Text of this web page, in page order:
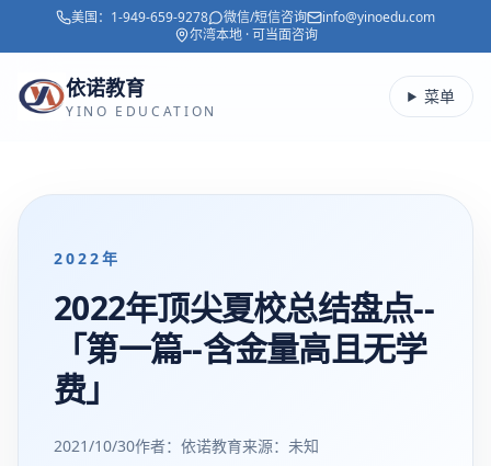
美国： 1-949-659-9278 微信/短信咨询
info@yinoedu.com
尔湾本地 · 可当面咨询
依诺教育
YINO EDUCATION
菜单
2022年
2022年顶尖夏校总结盘点--
「第一篇--含金量高且无学
费」
2021/10/30作者：依诺教育来源： 未知